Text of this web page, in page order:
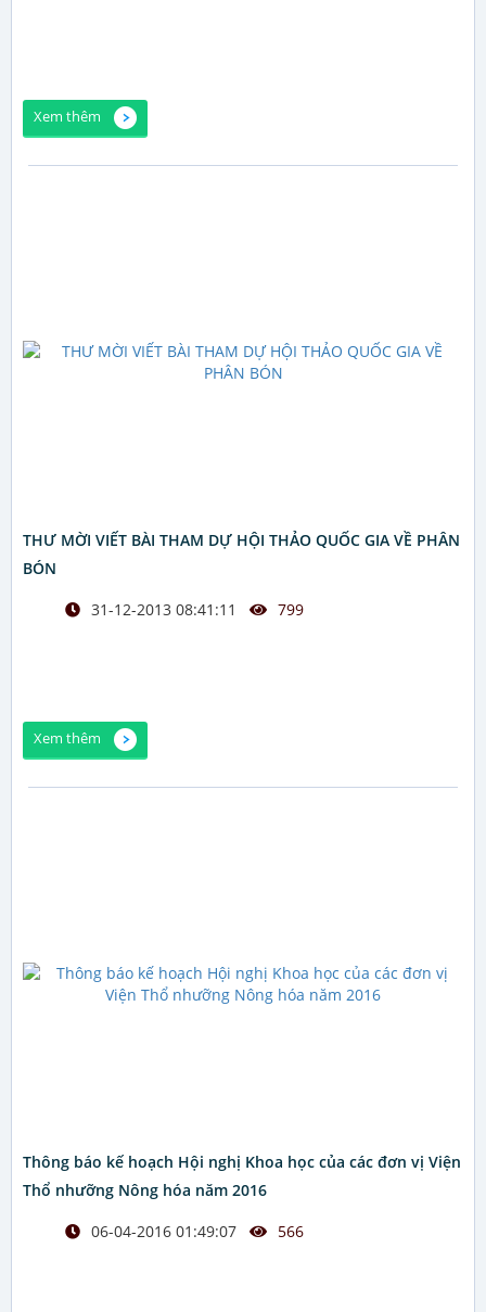
Xem thêm
THƯ MỜI VIẾT BÀI THAM DỰ HỘI THẢO QUỐC GIA VỀ PHÂN
BÓN
31-12-2013 08:41:11
799
Xem thêm
Thông báo kế hoạch Hội nghị Khoa học của các đơn vị Viện
Thổ nhưỡng Nông hóa năm 2016
06-04-2016 01:49:07
566